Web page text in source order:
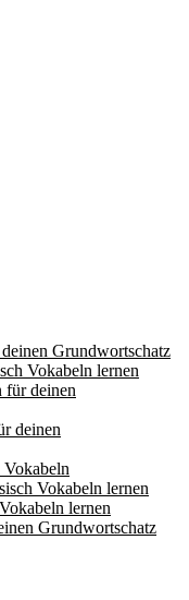
Grundwortschatz
Vokabeln lernen
für deinen
deinen
Vokabeln lernen
lernen
Grundwortschatz